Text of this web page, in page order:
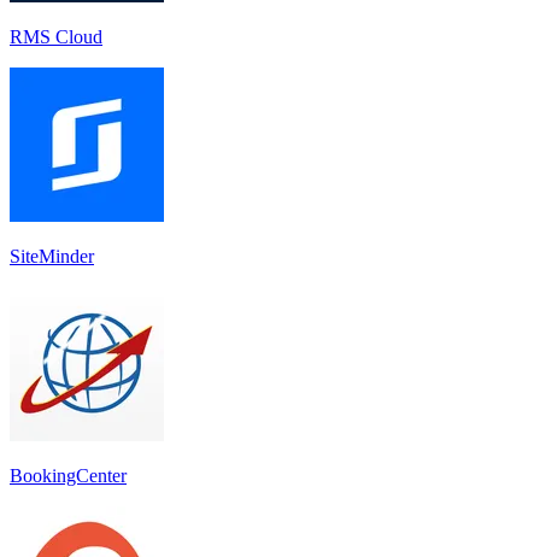
RMS Cloud
SiteMinder
BookingCenter